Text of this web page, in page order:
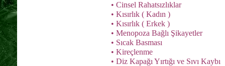
• Cinsel Rahatsızlıklar
• Kısırlık ( Kadın )
• Kısırlık ( Erkek )
• Menopoza Bağlı Şikayetler
• Sıcak Basması
• Kireçlenme
• Diz Kapağı Yırtığı ve Sıvı Kaybı